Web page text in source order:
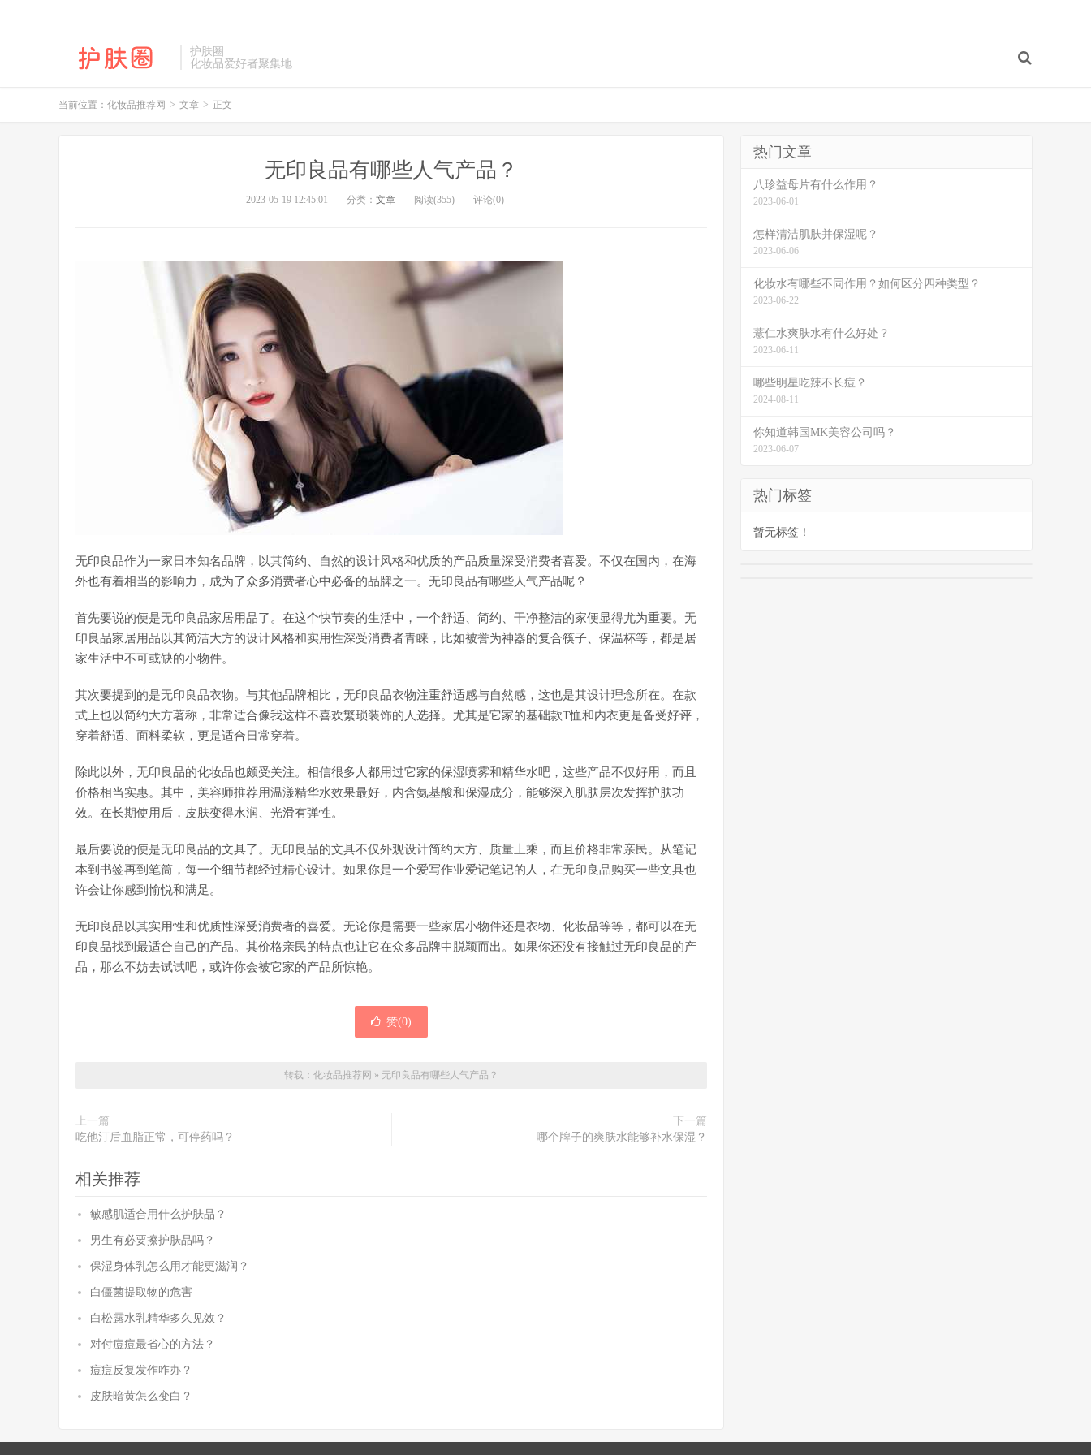
护肤圈
化妆品爱好者聚集地
当前位置： 化妆品推荐网 > 文章 > 正文
无印良品有哪些人气产品？
2023-05-19 12:45:01 分类： 文章 阅读(355) 评论(0)
无印良品作为一家日本知名品牌，以其简约、自然的设计风格和优质的产品质量深受消费者喜爱。不仅在国内，在海
外也有着相当的影响力，成为了众多消费者心中必备的品牌之一。无印良品有哪些人气产品呢？
首先要说的便是无印良品家居用品了。在这个快节奏的生活中，一个舒适、简约、干净整洁的家便显得尤为重要。无
印良品家居用品以其简洁大方的设计风格和实用性深受消费者青睐，比如被誉为神器的复合筷子、保温杯等，都是居
家生活中不可或缺的小物件。
其次要提到的是无印良品衣物。与其他品牌相比，无印良品衣物注重舒适感与自然感，这也是其设计理念所在。在款
式上也以简约大方著称，非常适合像我这样不喜欢繁琐装饰的人选择。尤其是它家的基础款T恤和内衣更是备受好评，
穿着舒适、面料柔软，更是适合日常穿着。
除此以外，无印良品的化妆品也颇受关注。相信很多人都用过它家的保湿喷雾和精华水吧，这些产品不仅好用，而且
价格相当实惠。其中，美容师推荐用温漾精华水效果最好，内含氨基酸和保湿成分，能够深入肌肤层次发挥护肤功
效。在长期使用后，皮肤变得水润、光滑有弹性。
最后要说的便是无印良品的文具了。无印良品的文具不仅外观设计简约大方、质量上乘，而且价格非常亲民。从笔记
本到书签再到笔筒，每一个细节都经过精心设计。如果你是一个爱写作业爱记笔记的人，在无印良品购买一些文具也
许会让你感到愉悦和满足。
无印良品以其实用性和优质性深受消费者的喜爱。无论你是需要一些家居小物件还是衣物、化妆品等等，都可以在无
印良品找到最适合自己的产品。其价格亲民的特点也让它在众多品牌中脱颖而出。如果你还没有接触过无印良品的产
品，那么不妨去试试吧，或许你会被它家的产品所惊艳。
赞(0)
转载： 化妆品推荐网 » 无印良品有哪些人气产品？
上一篇
吃他汀后血脂正常，可停药吗？
下一篇
哪个牌子的爽肤水能够补水保湿？
相关推荐
敏感肌适合用什么护肤品？
男生有必要擦护肤品吗？
保湿身体乳怎么用才能更滋润？
白僵菌提取物的危害
白松露水乳精华多久见效？
对付痘痘最省心的方法？
痘痘反复发作咋办？
皮肤暗黄怎么变白？
热门文章
八珍益母片有什么作用？
2023-06-01
怎样清洁肌肤并保湿呢？
2023-06-06
化妆水有哪些不同作用？如何区分四种类型？
2023-06-22
薏仁水爽肤水有什么好处？
2023-06-11
哪些明星吃辣不长痘？
2024-08-11
你知道韩国MK美容公司吗？
2023-06-07
热门标签
暂无标签！